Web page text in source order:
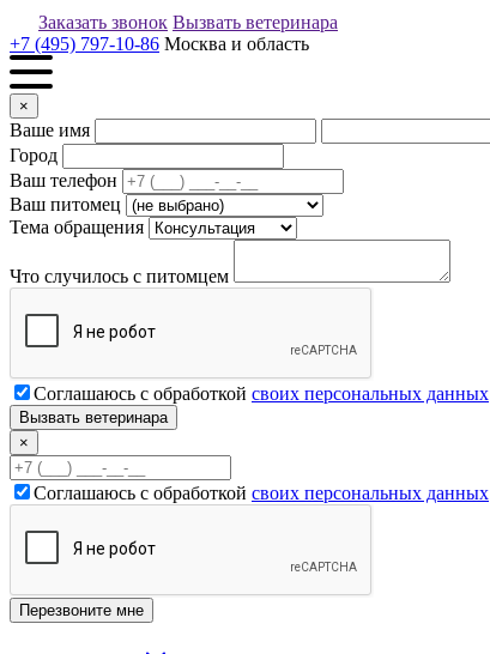
Заказать звонок Вызвать ветеринара
+7 (495) 797-10-86 Москва и область
×
Ваше имя
Город
Ваш телефон
Ваш питомец
Тема обращения
Что случилось с питомцем
Соглашаюсь с обработкой своих персональных данных
×
Соглашаюсь с обработкой своих персональных данных